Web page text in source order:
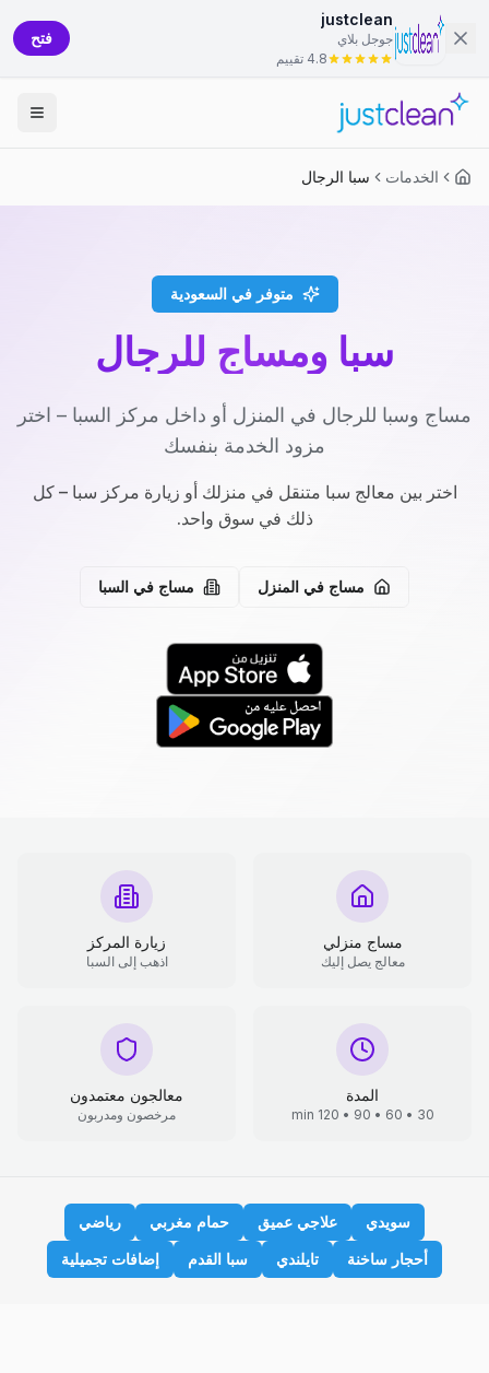
justclean
جوجل بلاي
4.8 تقييم
فتح
الخدمات سبا الرجال
متوفر في السعودية
سبا ومساج للرجال
مساج وسبا للرجال في المنزل أو داخل مركز السبا – اختر
مزود الخدمة بنفسك
اختر بين معالج سبا متنقل في منزلك أو زيارة مركز سبا – كل
ذلك في سوق واحد.
مساج في المنزل مساج في السبا
مساج منزلي
معالج يصل إليك
زيارة المركز
اذهب إلى السبا
المدة
30 • 60 • 90 • 120 min
معالجون معتمدون
مرخصون ومدربون
سويدي علاجي عميق حمام مغربي
رياضي
أحجار ساخنة
تايلندي سبا القدم إضافات تجميلية